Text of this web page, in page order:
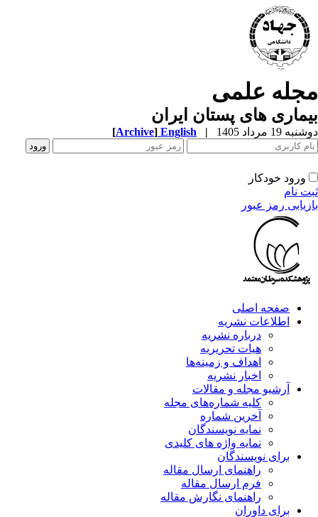
علمی
های پستان ایران
19 مرداد 1405 |
English
[Archive]
ورود خودکار
نام
رمز عبور
صفحه اصلی
اطلاعات نشریه
درباره نشریه
هیات تحریریه
اهداف و زمینه‌ها
اخبار نشریه
آرشیو مجله و مقالات
کلیه شماره‌های مجله
آخرین شماره
نمایه نویسندگان
نمایه واژه های کلیدی
برای نویسندگان
راهنمای ارسال مقاله
فرم ارسال مقاله
راهنمای نگارش مقاله
برای داوران